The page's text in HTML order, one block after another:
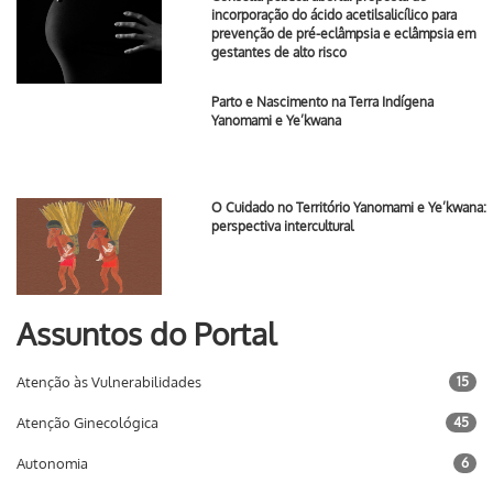
incorporação do ácido acetilsalicílico para
prevenção de pré-eclâmpsia e eclâmpsia em
gestantes de alto risco
Parto e Nascimento na Terra Indígena
Yanomami e Ye’kwana
O Cuidado no Território Yanomami e Ye’kwana:
perspectiva intercultural
Assuntos do Portal
Atenção às Vulnerabilidades 15
Atenção Ginecológica 45
Autonomia 6